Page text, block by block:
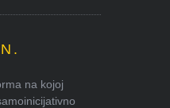
na kojoj